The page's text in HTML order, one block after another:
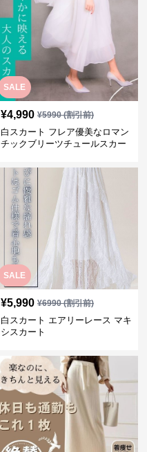
SALE
¥4,990 ¥5990(割引前)
白スカート フレア優美なロマン
チックブリーツチュールスカー
SALE
¥5,990 ¥6990(割引前)
白スカート エアリーレース マキ
シスカート